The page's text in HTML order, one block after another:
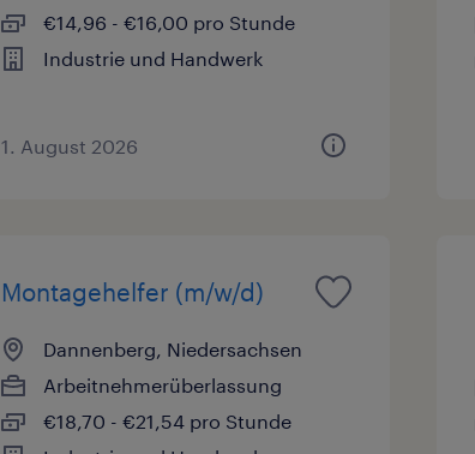
€14,96 - €16,00 pro Stunde
Industrie und Handwerk
1. August 2026
Montagehelfer (m/w/d)
Dannenberg, Niedersachsen
Arbeitnehmerüberlassung
€18,70 - €21,54 pro Stunde